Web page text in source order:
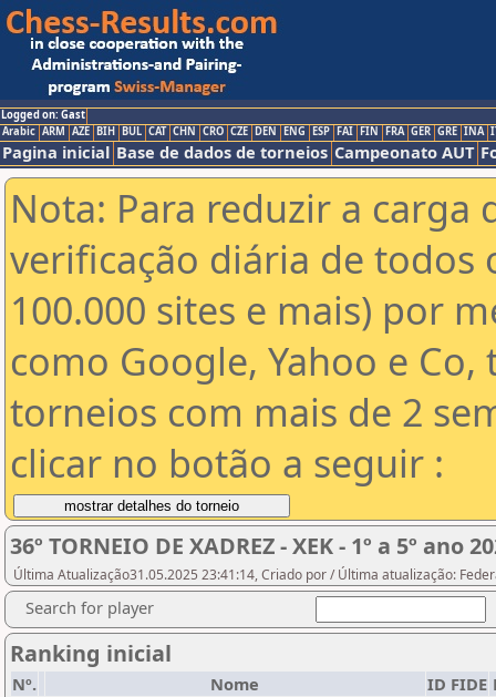
Logged on: Gast
Arabic ARM AZE BIH BUL CAT CHN CRO CZE DEN ENG ESP FAI FIN FRA GER GRE INA
Pagina inicial Base de dados de torneios Campeonato AUT
Nota: Para reduzir a carga
verificação diária de todos
100.000 sites e mais) por
como Google, Yahoo e
torneios com mais de 2
clicar no botão a seguir :
36º TORNEIO DE XADREZ - XEK - 1º a 5º ano
Última Atualização31.05.2025 23:41:14, Criado por / Última atualização:
Search for player
Ranking inicial
Nº. Nome ID FIDE